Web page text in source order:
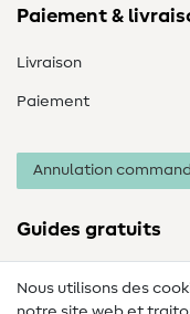
Paiement &
Livraison
Paiement
Annulation
Guides gratuits
Nous utilisons des